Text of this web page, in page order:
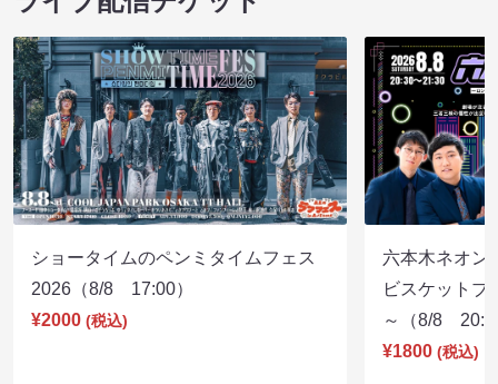
ショータイムのペンミタイムフェス
2026（8/8 17:00）
¥2000 (税込)
六本木ネオン
ビスケットブ
～（8/8
¥1800 (税込)